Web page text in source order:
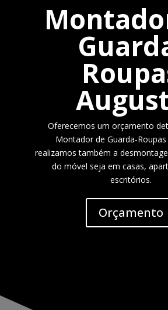
Oferecemos um orçamento
Montador de Guarda-
realizamos também a
do móvel seja em casas,
escritórios.
Orçamento